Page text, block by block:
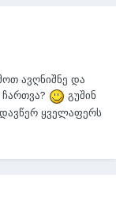
ავღნიშნე და
გუშინ
ყველაფერს